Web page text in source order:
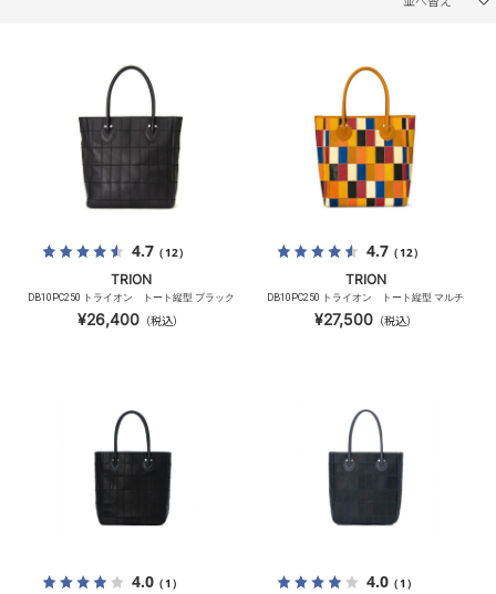
4.7（12）
TRION
DB10PC250 トライオン トート縦型 ブラック
¥26,400 （税込）
4.7（12）
TRION
DB10PC250 トライオン トート縦型 マルチ
¥27,500（税込）
4.0（1） 4.0（1）